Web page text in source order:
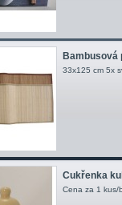
Bambusová
33x125 cm 5x
Cukřenka
Cena za 1 kus/